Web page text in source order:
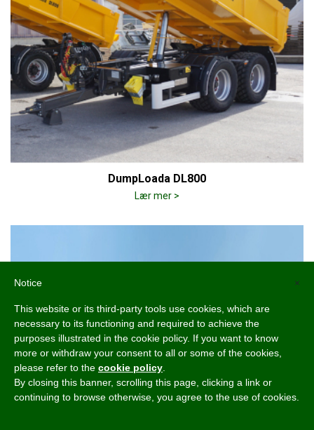
DumpLoada DL800
Lær mer >
×
Notice
This website or its third-party tools use cookies, which are
necessary to its functioning and required to achieve the
purposes illustrated in the cookie policy. If you want to know
more or withdraw your consent to all or some of the cookies,
please refer to the cookie policy
By closing this banner, scrolling this page, clicking a link or
continuing to browse otherwise, you agree to the use of cookies.